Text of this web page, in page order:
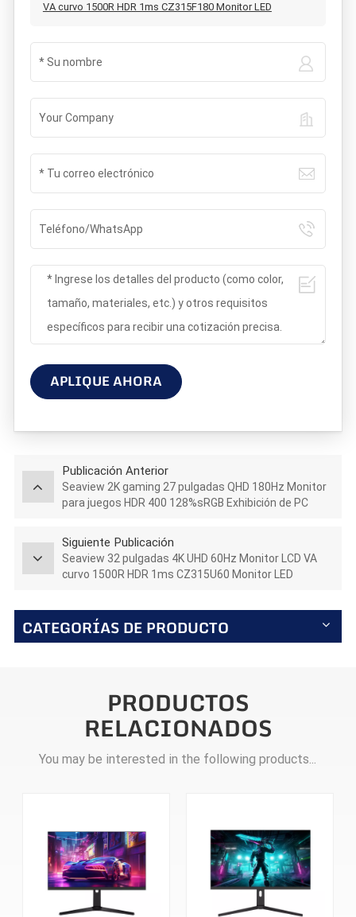
VA curvo 1500R HDR 1ms CZ315F180 Monitor LED
APLIQUE AHORA
Publicación Anterior
Seaview 2K gaming 27 pulgadas QHD 180Hz Monitor
para juegos HDR 400 128%sRGB Exhibición de PC
Siguiente Publicación
Seaview 32 pulgadas 4K UHD 60Hz Monitor LCD VA
curvo 1500R HDR 1ms CZ315U60 Monitor LED
CATEGORÍAS DE PRODUCTO
PRODUCTOS
RELACIONADOS
You may be interested in the following products...